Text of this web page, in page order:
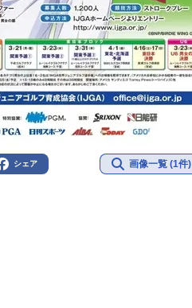
シェア 画像一覧 (1件)
TVアニメ『戦隊大失格』
radio 大直会 2nd season